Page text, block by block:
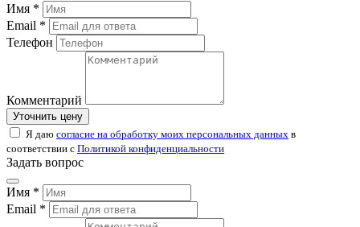
Имя *
Email *
Телефон
Комментарий
Уточнить цену
Я даю согласие на обработку моих персональных данных в
соответствии с Политикой конфиденциальности
Задать вопрос
Имя *
Email *